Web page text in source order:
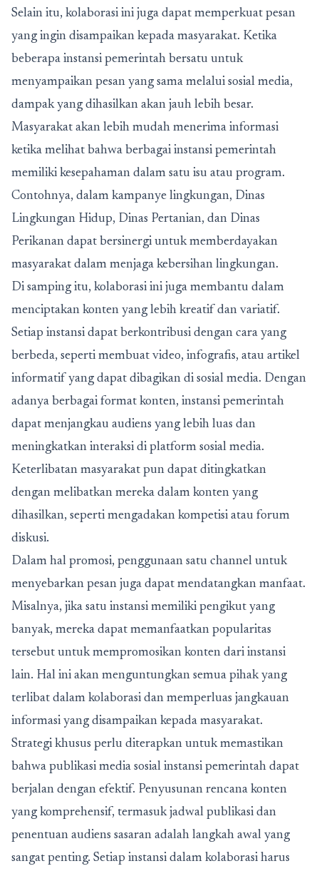
Selain itu, kolaborasi ini juga dapat memperkuat pesan
yang ingin disampaikan kepada masyarakat. Ketika
beberapa instansi pemerintah bersatu untuk
menyampaikan pesan yang sama melalui sosial media,
dampak yang dihasilkan akan jauh lebih besar.
Masyarakat akan lebih mudah menerima informasi
ketika melihat bahwa berbagai instansi pemerintah
memiliki kesepahaman dalam satu isu atau program.
Contohnya, dalam kampanye lingkungan, Dinas
Lingkungan Hidup, Dinas Pertanian, dan Dinas
Perikanan dapat bersinergi untuk memberdayakan
masyarakat dalam menjaga kebersihan lingkungan.
Di samping itu, kolaborasi ini juga membantu dalam
menciptakan konten yang lebih kreatif dan variatif.
Setiap instansi dapat berkontribusi dengan cara yang
berbeda, seperti membuat video, infografis, atau artikel
informatif yang dapat dibagikan di sosial media. Dengan
adanya berbagai format konten, instansi pemerintah
dapat menjangkau audiens yang lebih luas dan
meningkatkan interaksi di platform sosial media.
Keterlibatan masyarakat pun dapat ditingkatkan
dengan melibatkan mereka dalam konten yang
dihasilkan, seperti mengadakan kompetisi atau forum
diskusi.
Dalam hal promosi, penggunaan satu channel untuk
menyebarkan pesan juga dapat mendatangkan manfaat.
Misalnya, jika satu instansi memiliki pengikut yang
banyak, mereka dapat memanfaatkan popularitas
tersebut untuk mempromosikan konten dari instansi
lain. Hal ini akan menguntungkan semua pihak yang
terlibat dalam kolaborasi dan memperluas jangkauan
informasi yang disampaikan kepada masyarakat.
Strategi khusus perlu diterapkan untuk memastikan
bahwa publikasi media sosial instansi pemerintah dapat
berjalan dengan efektif. Penyusunan rencana konten
yang komprehensif, termasuk jadwal publikasi dan
penentuan audiens sasaran adalah langkah awal yang
sangat penting. Setiap instansi dalam kolaborasi harus